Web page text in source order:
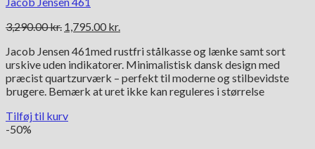
3,290.00kr. Den
pris
var:
3,290.00 kr..
1,795.00 kr.
pris
er:
1,795.00 kr..
Jacob Jensen 461med rustfri stålkasse og lænke samt sort
urskive uden indikatorer. Minimalistisk dansk design med
præcist quartzurværk – perfekt til moderne og stilbevidste
brugere. Bemærk at uret ikke kan reguleres i størrelse
Tilføj til kurv
-50%